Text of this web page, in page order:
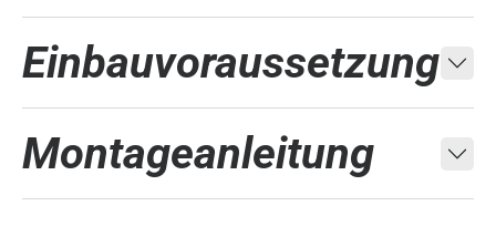
Einbauvoraussetzung
Montageanleitung